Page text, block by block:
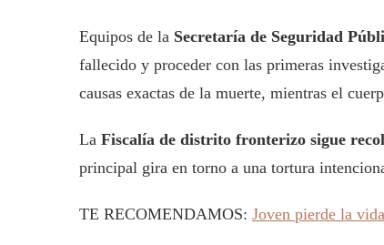
Equipos de la Secretaría de Seguridad
fallecido y proceder con las primeras
causas exactas de la muerte, mientras el
La Fiscalía de distrito fronterizo sigue
principal gira en torno a una tortura
TE RECOMENDAMOS: Joven pierde la